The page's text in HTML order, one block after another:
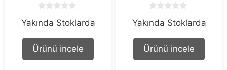
o
t
f
Yakında Stoklarda
Ürünü incele
o
t
f
Yakında Stoklarda
Ürünü incele